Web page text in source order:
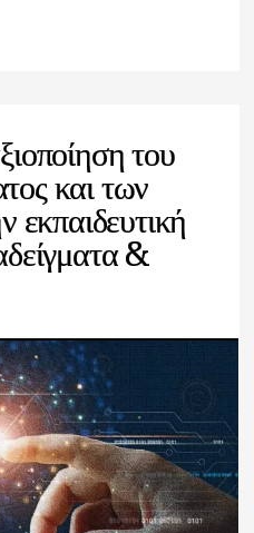
του
και των
εκπαιδευτική
&